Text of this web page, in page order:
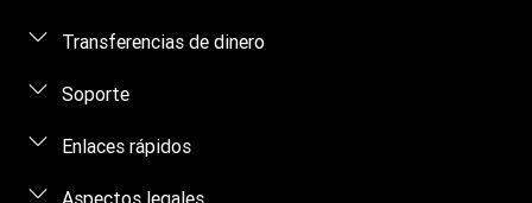
Transferencias de dinero
Envía dinero
Soporte
Comunícate con nosotros
Enlaces rápidos
Iniciar sesión
Aspectos legales